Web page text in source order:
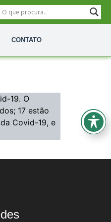
CONTATO
19. O
17 estão
Covid-19, e